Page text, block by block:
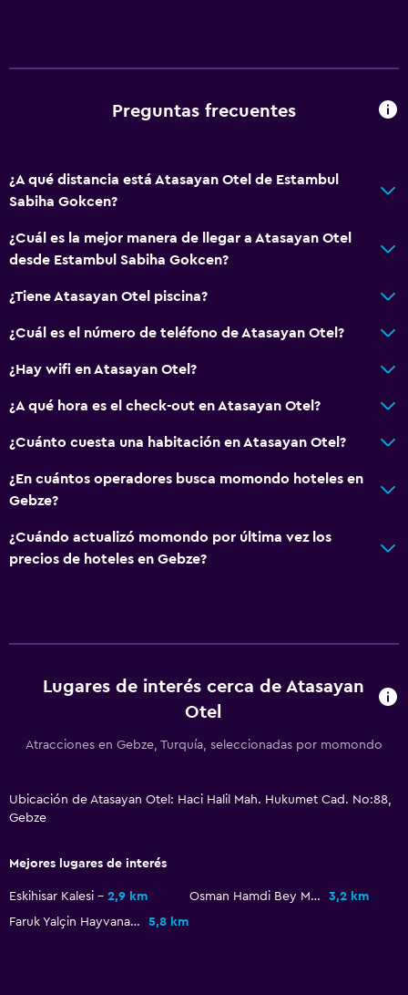
Servicio de despertador
Recepción 24 horas
Acceso con llave
Accesibilidad y adecuación
Áreas designadas para fumadores
Enchufe cerca de la cama
Armario o clóset
Sistema de entretenimiento
TV por cable o vía satélite
Zona de trabajo
Escritorio
Comedor
Salud y seguridad
Mosquitera
Cámaras CCTV en zonas comunes
Preguntas frecuentes
¿A qué distancia está Atasayan Otel de Estambul
Sabiha Gokcen?
¿Cuál es la mejor manera de llegar a Atasayan Otel
desde Estambul Sabiha Gokcen?
¿Tiene Atasayan Otel piscina?
¿Cuál es el número de teléfono de Atasayan Otel?
¿Hay wifi en Atasayan Otel?
¿A qué hora es el check-out en Atasayan Otel?
¿Cuánto cuesta una habitación en Atasayan Otel?
¿En cuántos operadores busca momondo hoteles en
Gebze?
¿Cuándo actualizó momondo por última vez los
precios de hoteles en Gebze?
Lugares de interés cerca de Atasayan
Otel
Atracciones en Gebze, Turquía, seleccionadas por momondo
Ubicación de Atasayan Otel: Haci Halil Mah. Hukumet Cad. No:88,
Gebze
Mejores lugares de interés
Eskihisar Kalesi 2,9 km Osman Hamdi Bey Museum
3,2 km
Faruk Yalçin Hayvanat Bahçesi ve Botanik Parki
5,8 km